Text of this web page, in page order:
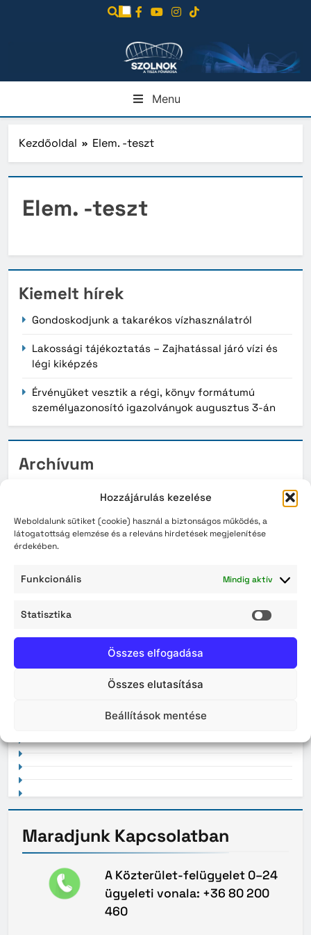
Hozzájárulás kezelése
Weboldalunk sütiket (cookie) használ a biztonságos működés, a
látogatottság elemzése és a releváns hirdetések megjelenítése
érdekében.
Funkcionális Mindig aktív
Statisztika
Összes elfogadása
Összes elutasítása
Beállítások mentése
Menu
Kezdőoldal Elem. -teszt
Elem. -teszt
Kiemelt hírek
Gondoskodjunk a takarékos vízhasználatról
Lakossági tájékoztatás – Zajhatással járó vízi és
légi kiképzés
Érvényüket vesztik a régi, könyv formátumú
személyazonosító igazolványok augusztus 3-án
Archívum
2026. augusztus
2026. július
2026. június
2026. május
Maradjunk Kapcsolatban
A Közterület-felügyelet 0–24
ügyeleti vonala: +36 80 200
460